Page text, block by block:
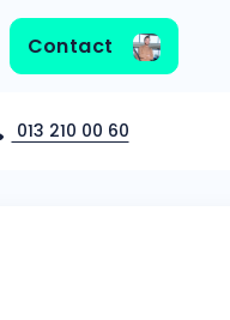
Contact
013 210 00 60